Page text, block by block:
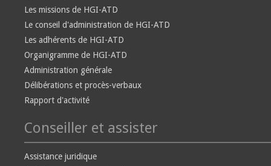
Les missions de HGI-ATD
Le conseil d'administration de HGI-ATD
Les adhérents de HGI-ATD
Organigramme de HGI-ATD
Administration générale
Délibérations et procès-verbaux
Rapport d'activité
Conseiller et assister
Assistance juridique